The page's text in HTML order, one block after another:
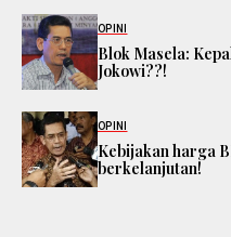
OPINI
Blok Masela:
Jokowi??!
OPINI
Kebijakan harga
berkelanjutan!